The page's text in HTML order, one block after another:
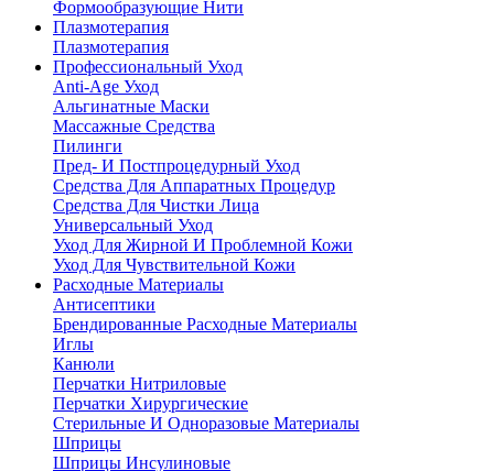
Формообразующие Нити
Плазмотерапия
Плазмотерапия
Профессиональный Уход
Anti-Age Уход
Альгинатные Маски
Массажные Средства
Пилинги
Пред- И Постпроцедурный Уход
Средства Для Аппаратных Процедур
Средства Для Чистки Лица
Универсальный Уход
Уход Для Жирной И Проблемной Кожи
Уход Для Чувствительной Кожи
Расходные Материалы
Антисептики
Брендированные Расходные Материалы
Иглы
Канюли
Перчатки Нитриловые
Перчатки Хирургические
Стерильные И Одноразовые Материалы
Шприцы
Шприцы Инсулиновые